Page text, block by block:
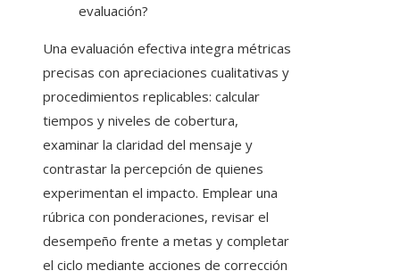
evaluación?
Una evaluación efectiva integra métricas
precisas con apreciaciones cualitativas y
procedimientos replicables: calcular
tiempos y niveles de cobertura,
examinar la claridad del mensaje y
contrastar la percepción de quienes
experimentan el impacto. Emplear una
rúbrica con ponderaciones, revisar el
desempeño frente a metas y completar
el ciclo mediante acciones de corrección